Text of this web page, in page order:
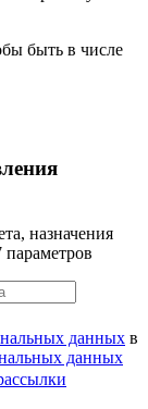
быть в числе
назначения
данных в
данных